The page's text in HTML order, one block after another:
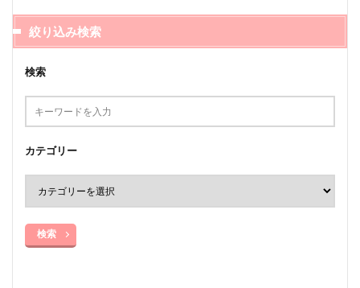
絞り込み検索
検索
カテゴリー
検索